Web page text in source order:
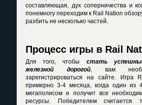
составляющая, дух соперничества и
понемногу переходим к Rail Nation
разбить не несколько частей.
Процесс игры в Rail
Для того, чтобы стать
железной дорогой, вам
зарегистрироваться на сайте. Игра
примерно 3-4 месяца, когда один из
мегаполисом и получит все
ресурсы. Победителем